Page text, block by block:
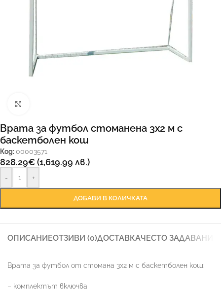
Врата за футбол стоманена 3х2 м с
баскетболен кош
Код: 00003571
828.29€(1,619.99 лв.)
- +
ДОБАВИ В КОЛИЧКАТА
ОПИСАНИЕОТЗИВИ (0)ДОСТАВКАЧЕСТО ЗАДАВАНИ
Врата за футбол от стомана 3х2 м с баскетболен кош:
– комплектът включва